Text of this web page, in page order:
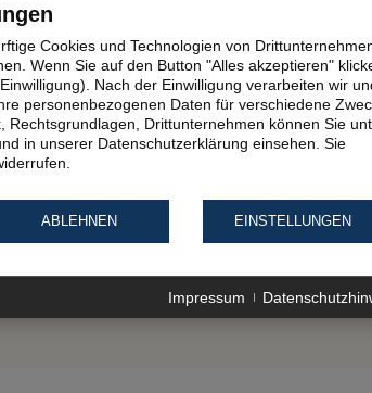
Cookies und Technologien von
Wenn Sie auf den Button "Alles akzeptieren"
Nach der Einwilligung verarbeiten wir
personenbezogenen Daten für verschiedene
Rechtsgrundlagen, Drittunternehmen können Sie
in unserer Datenschutzerklärung einsehen. Sie
ABLEHNEN EINSTELLUNGEN
Impressum